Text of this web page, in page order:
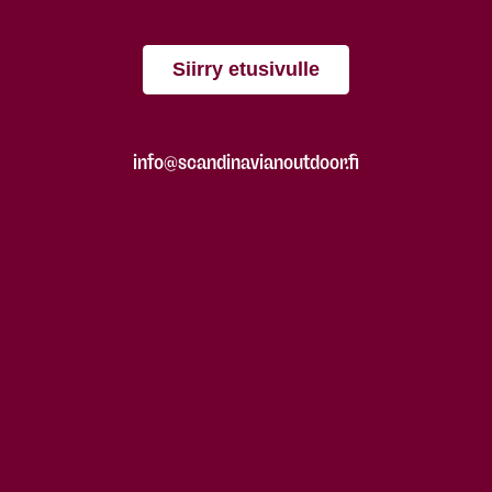
Siirry etusivulle
info@scandinavianoutdoor.fi